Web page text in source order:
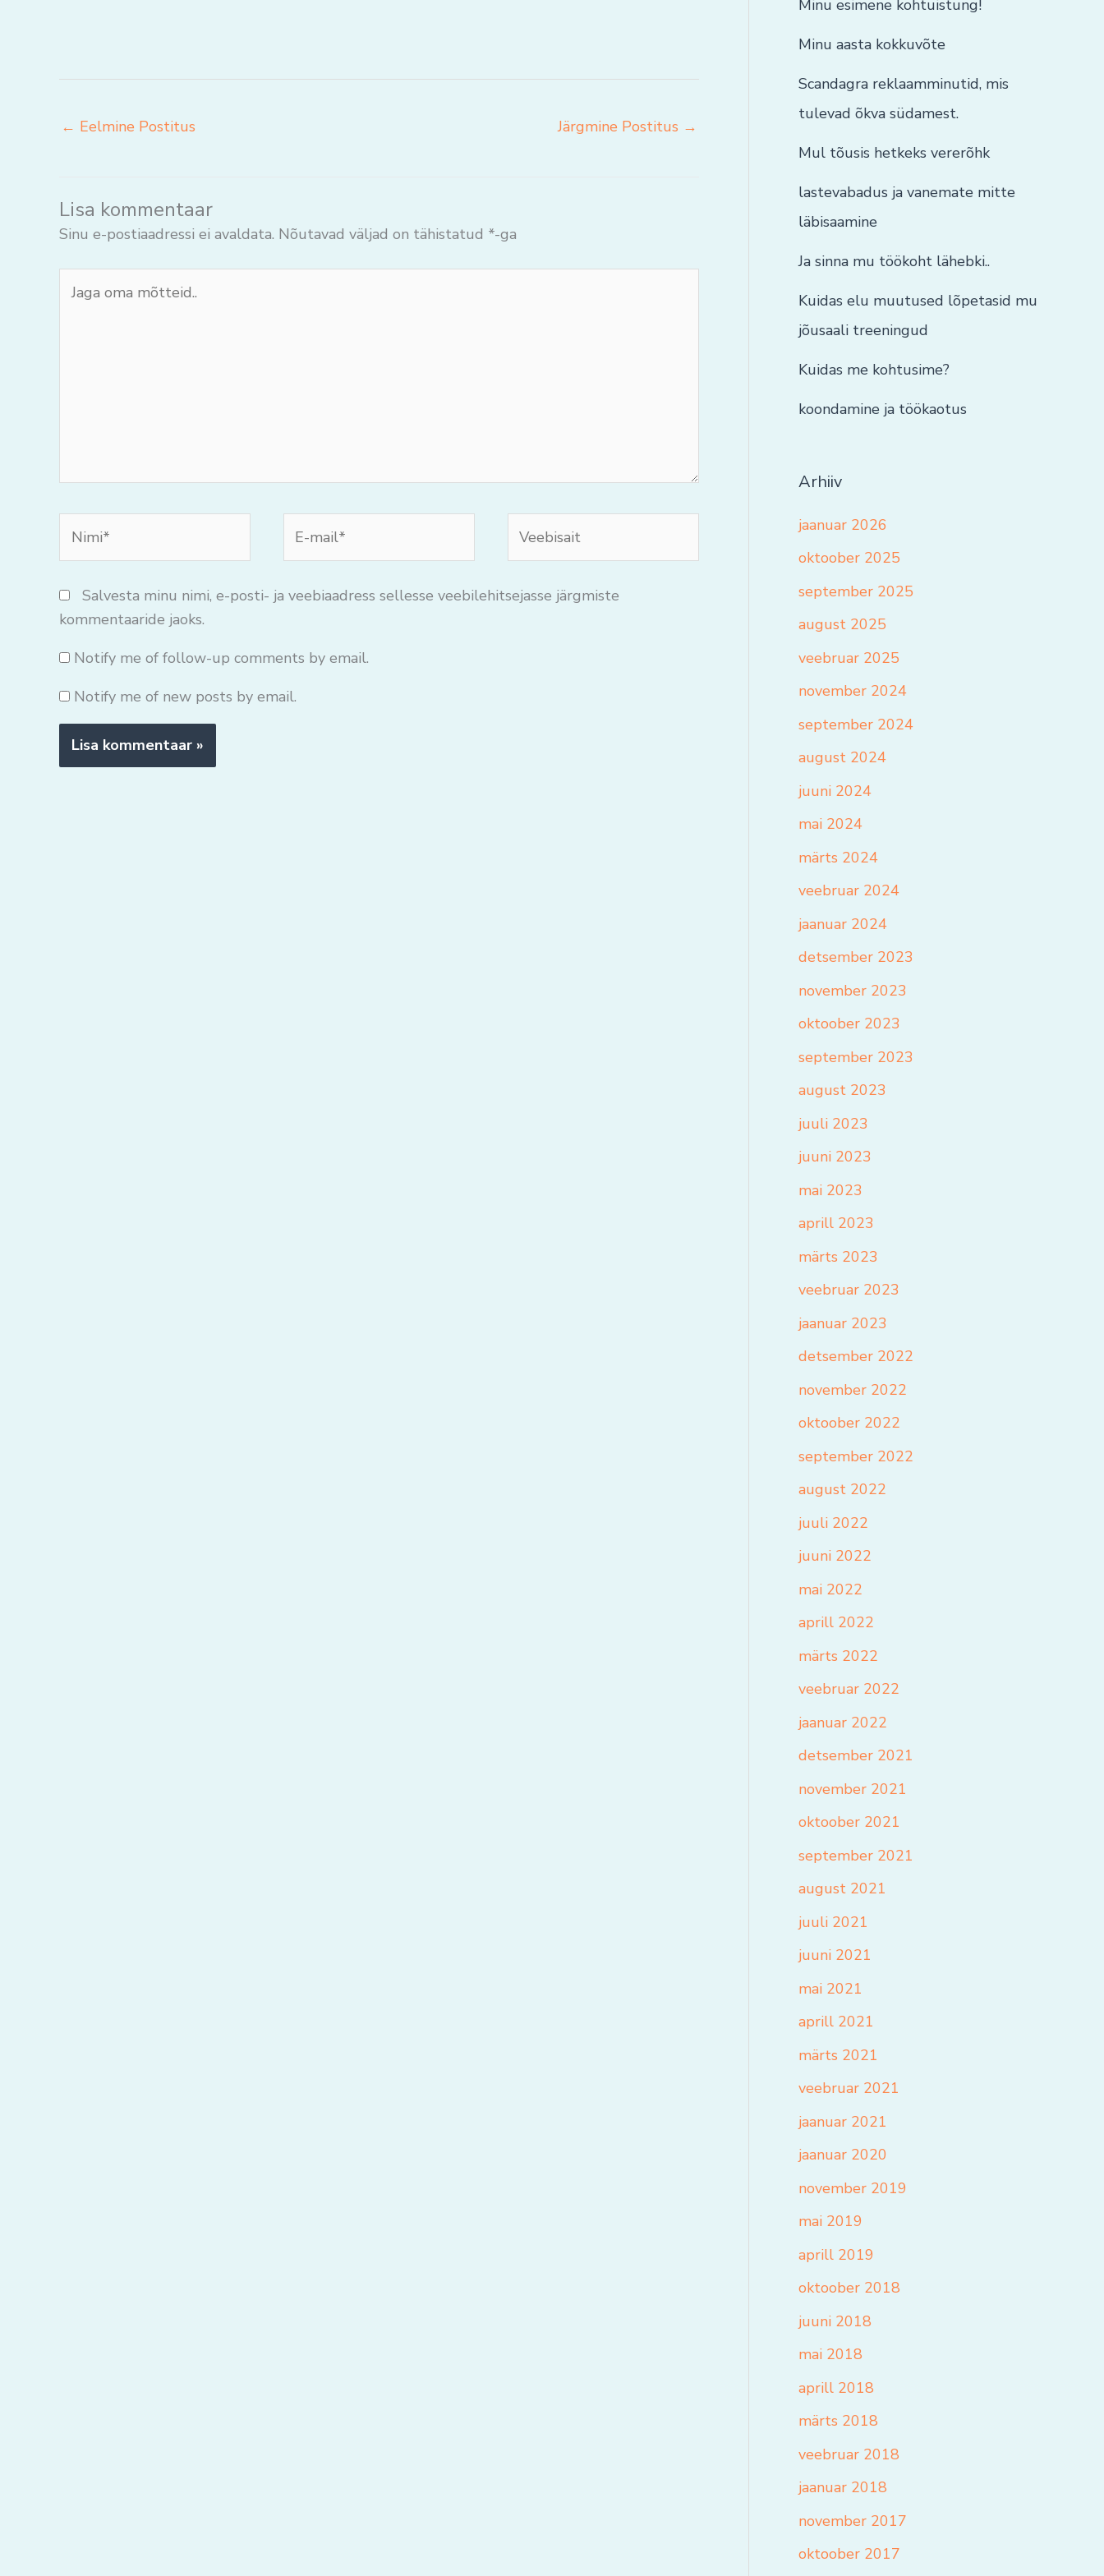
← Eelmine Postitus Järgmine Postitus →
Lisa kommentaar
Sinu e-postiaadressi ei avaldata. Nõutavad väljad on tähistatud *-ga
oma
mail*
Salvesta minu nimi, e-posti- ja veebiaadress sellesse veebilehitsejasse järgmiste
kommentaaride jaoks.
Notify me of follow-up comments by email.
Notify me of new posts by email.
Minu esimene kohtuistung!
Minu aasta kokkuvõte
Scandagra reklaamminutid, mis
tulevad õkva südamest.
Mul tõusis hetkeks vererõhk
lastevabadus ja vanemate mitte
läbisaamine
Ja sinna mu töökoht lähebki..
Kuidas elu muutused lõpetasid mu
jõusaali treeningud
Kuidas me kohtusime?
koondamine ja töökaotus
Arhiiv
jaanuar 2026
oktoober 2025
september 2025
august 2025
veebruar 2025
november 2024
september 2024
august 2024
juuni 2024
mai 2024
märts 2024
veebruar 2024
jaanuar 2024
detsember 2023
november 2023
oktoober 2023
september 2023
august 2023
juuli 2023
juuni 2023
mai 2023
aprill 2023
märts 2023
veebruar 2023
jaanuar 2023
detsember 2022
november 2022
oktoober 2022
september 2022
august 2022
juuli 2022
juuni 2022
mai 2022
aprill 2022
märts 2022
veebruar 2022
jaanuar 2022
detsember 2021
november 2021
oktoober 2021
september 2021
august 2021
juuli 2021
juuni 2021
mai 2021
aprill 2021
märts 2021
veebruar 2021
jaanuar 2021
jaanuar 2020
november 2019
mai 2019
aprill 2019
oktoober 2018
juuni 2018
mai 2018
aprill 2018
märts 2018
veebruar 2018
jaanuar 2018
november 2017
oktoober 2017